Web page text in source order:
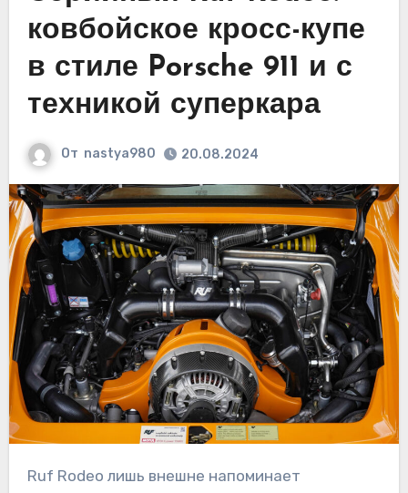
ковбойское кросс-купе
в стиле Porsche 911 и с
техникой суперкара
От nastya980 20.08.2024
Ruf Rodeo лишь внешне напоминает